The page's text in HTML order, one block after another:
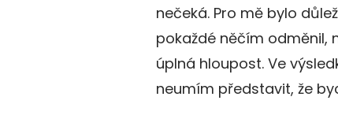
nečeká. Pro mě bylo
pokaždé něčím odměnil,
úplná hloupost. Ve
neumím představit, že